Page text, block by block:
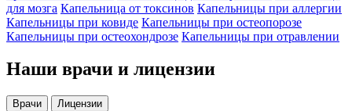
для мозга Капельница от токсинов Капельницы при аллергии
Капельницы при ковиде Капельницы при остеопорозе
Капельницы при остеохондрозе Капельницы при отравлении
Наши врачи и лицензии
Врачи Лицензии